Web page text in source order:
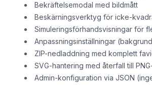
Bekräftelsemodal med bildmått
Beskärningsverktyg för icke-
Simuleringsförhandsvisningar för
Anpassningsinställningar
ZIP-nedladdning med komplett
SVG-hantering med återfall till
Admin-konfiguration via JSON